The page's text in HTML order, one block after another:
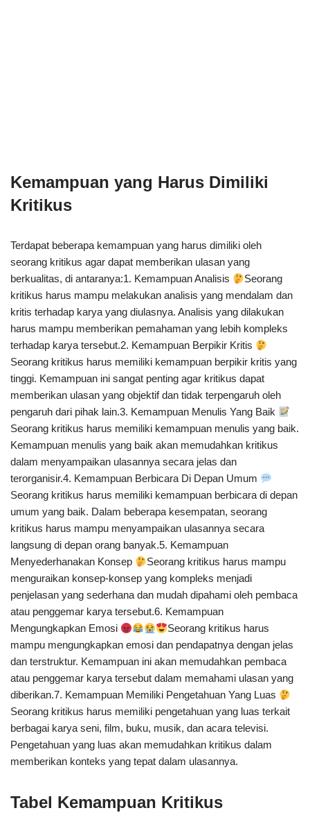
Kemampuan yang Harus Dimiliki
Kritikus
Terdapat beberapa kemampuan yang harus dimiliki oleh
seorang kritikus agar dapat memberikan ulasan yang
berkualitas, di antaranya:1. Kemampuan Analisis
Seorang
kritikus harus mampu melakukan analisis yang mendalam dan
kritis terhadap karya yang diulasnya. Analisis yang dilakukan
harus mampu memberikan pemahaman yang lebih kompleks
terhadap karya tersebut.2. Kemampuan Berpikir Kritis
Seorang kritikus harus memiliki kemampuan berpikir kritis yang
tinggi. Kemampuan ini sangat penting agar kritikus dapat
memberikan ulasan yang objektif dan tidak terpengaruh oleh
pengaruh dari pihak lain.3. Kemampuan Menulis Yang Baik
Seorang kritikus harus memiliki kemampuan menulis yang baik.
Kemampuan menulis yang baik akan memudahkan kritikus
dalam menyampaikan ulasannya secara jelas dan
terorganisir.4. Kemampuan Berbicara Di Depan Umum
Seorang kritikus harus memiliki kemampuan berbicara di depan
umum yang baik. Dalam beberapa kesempatan, seorang
kritikus harus mampu menyampaikan ulasannya secara
langsung di depan orang banyak.5. Kemampuan
Menyederhanakan Konsep
Seorang kritikus harus mampu
menguraikan konsep-konsep yang kompleks menjadi
penjelasan yang sederhana dan mudah dipahami oleh pembaca
atau penggemar karya tersebut.6. Kemampuan
Mengungkapkan Emosi
Seorang kritikus harus
mampu mengungkapkan emosi dan pendapatnya dengan jelas
dan terstruktur. Kemampuan ini akan memudahkan pembaca
atau penggemar karya tersebut dalam memahami ulasan yang
diberikan.7. Kemampuan Memiliki Pengetahuan Yang Luas
Seorang kritikus harus memiliki pengetahuan yang luas terkait
berbagai karya seni, film, buku, musik, dan acara televisi.
Pengetahuan yang luas akan memudahkan kritikus dalam
memberikan konteks yang tepat dalam ulasannya.
Tabel Kemampuan Kritikus